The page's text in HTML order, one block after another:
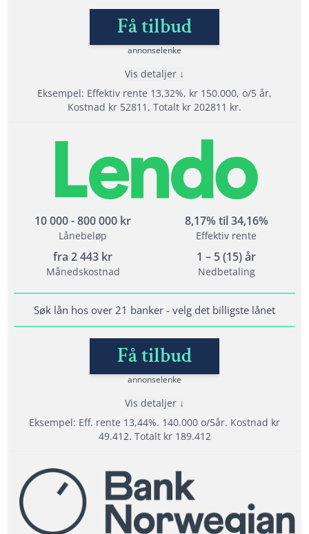
Lånedetaljer
Nedbetalingstid: 1 - 20 år
Etableringsgebyr: 950 kr
Effektiv rente: 6,90% til 24,9%
Les mer om Uno Finans →
Få tilbud
annonselenke
Eksempel: Effektiv rente 13,32%, kr 150.000, o/5 år,
Kostnad kr 52811, Totalt kr 202811 kr.
Vis detaljer
Fordeler
Velg beste tilbudet av 20 långivere
Tilbyr refinansiering med opp til 20 års
nedbetalingstid
Opptil 800 000 kr i refinansiering
Vilkår
Minimum alder: 20 år
Krav til inntekt: 120 000
Bet. anmerkninger: Ja, men krever sikkerhet
Nedbetalingstid: 1-5 år (1- 20 år for refinansiering)
Etableringsgebyr: 0 - 1990 kr
Termingebyr: 40 kr
Les mer om Axo Finans →
10 000 - 800 000 kr
Lånebeløp
8,17% til 34,16%
Effektiv rente
fra 2 443 kr
Månedskostnad
1 – 5 (15) år
Nedbetaling
Søk lån hos over 21 banker - velg det billigste lånet
Få tilbud
annonselenke
Eksempel: Eff. rente 13,44%. 140.000 o/5år. Kostnad kr
49.412. Totalt kr 189.412
Vis detaljer
Fordeler
Velg mellom tilbud fra opptil 21 banker.
Tilbyr refinansiering
Svar med en gang på søknaden